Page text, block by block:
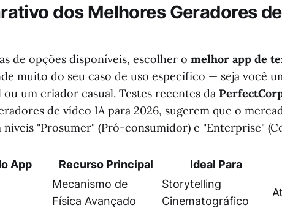
dos Melhores Geradores
de opções disponíveis, escolher o melhor app de
muito do seu caso de uso específico — seja você
um criador casual. Testes recentes da
de vídeo IA para 2026, sugerem que o
"Prosumer" (Pró-consumidor) e "Enterprise"
App Recurso Principal Ideal Para
Mecanismo de
Física Avançado
Storytelling
Cinematográfico